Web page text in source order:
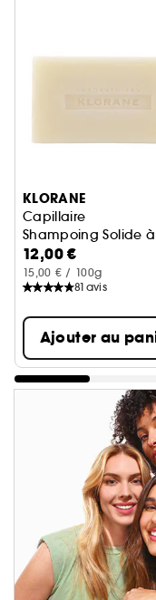
KLORANE
Capillaire
Shampoing Solide à
12,00 €
15,00 € / 100g
81 avis
Ajouter au